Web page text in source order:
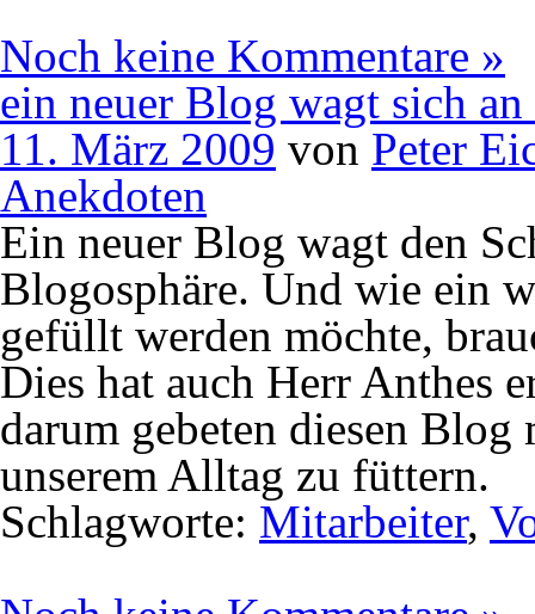
Noch keine Kommentare »
ein neuer Blog wagt sich
11. März 2009 von Peter
Anekdoten
Ein neuer Blog wagt den
Blogosphäre. Und wie ein
gefüllt werden möchte,
Dies hat auch Herr Anthes
darum gebeten diesen
unserem Alltag zu füttern.
Schlagworte: Mitarbeiter,